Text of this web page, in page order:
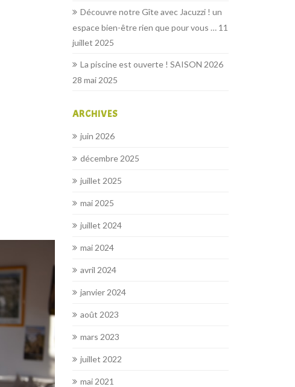
Découvre notre Gîte avec Jacuzzi ! un
espace bien-être rien que pour vous … 11
juillet 2025
La piscine est ouverte ! SAISON 2026
28 mai 2025
ARCHIVES
juin 2026
décembre 2025
juillet 2025
mai 2025
juillet 2024
mai 2024
avril 2024
janvier 2024
août 2023
mars 2023
juillet 2022
mai 2021